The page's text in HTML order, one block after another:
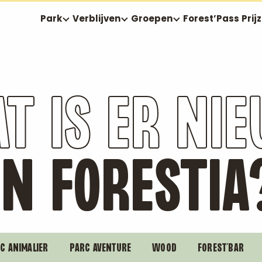
Park Verblijven Groepen Forest’Pass
IS ER
ANIMALIER PARC AVENTURE WOOD FOREST’BAR